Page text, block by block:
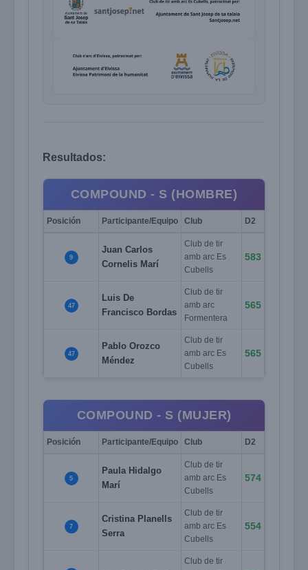
Resultados:
COMPOUND - S (HOMBRE)
Posición Participante/Equipo Club D2
9
Juan Carlos
Cornelis Marí
Club de tir
amb arc Es
Cubells
583
47
Luis De
Francisco Bordas
Club de tir
amb arc
Formentera
565
47
Pablo Orozco
Méndez
Club de tir
amb arc Es
Cubells
565
COMPOUND - S (MUJER)
Posición Participante/Equipo Club D2
5
Paula Hidalgo
Marí
Club de tir
amb arc Es
Cubells
574
7
Cristina Planells
Serra
Club de tir
amb arc Es
Cubells
554
Club de tir